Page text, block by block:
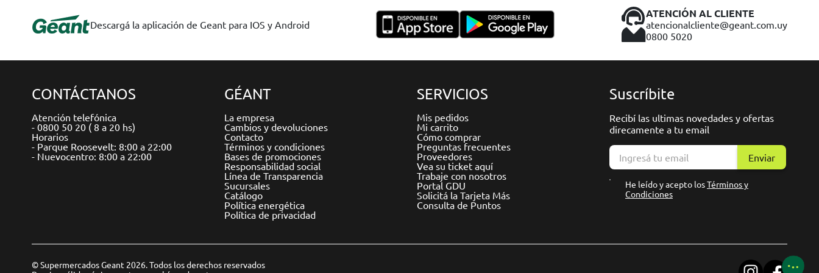
Descargá la aplicación de Geant para IOS y Android
ATENCIÓN AL CLIENTE
atencionalcliente@geant.com.uy
0800 5020
CONTÁCTANOS
Atención telefónica
- 0800 50 20 ( 8 a 20 hs)
Horarios
- Parque Roosevelt: 8:00 a 22:00
- Nuevocentro: 8:00 a 22:00
GÉANT
La empresa
Cambios y devoluciones
Contacto
Términos y condiciones
Bases de promociones
Responsabilidad social
Línea de Transparencia
Sucursales
Catálogo
Política energética
Política de privacidad
SERVICIOS
Mis pedidos
Mi carrito
Cómo comprar
Preguntas frecuentes
Proveedores
Vea su ticket aquí
Trabaje con nosotros
Portal GDU
Solicitá la Tarjeta Más
Consulta de Puntos
Suscríbite
Recibí las ultimas novedades y ofertas
direcamente a tu email
Enviar
He leído y acepto losTérminos y
Condiciones
© Supermercados Geant 2026. Todos los derechos reservados